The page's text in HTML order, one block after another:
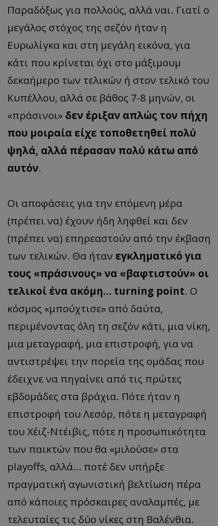
Παραδόξως για πολλούς, αλλά ναι. Γιατί ο
μεγάλος στόχος της σεζόν ήταν η
Ευρωλίγκα και στη μεγάλη εικόνα, για
κάτι που κρίνεται όχι στο μάξιμουμ
δεκαήμερο των τελικών ή στον τελικό του
Κυπέλλου, αλλά σε βάθος 7-8 μηνών, οι
«πράσινοι» δεν έριξαν απλώς τον πήχη
που μοιραία είχε τοποθετηθεί πολύ
ψηλά, αλλά πέρασαν πολύ κάτω από
αυτόν.
Οι αποφάσεις για την επόμενη μέρα
(πρέπει να) έχουν ήδη ληφθεί και δεν
(πρέπει να) επηρεαστούν από την έκβαση
των τελικών. Θα ήταν εγκληματικό για
τους «πράσινους» να «βαφτιστούν» οι
τελικοί ένα ακόμη… turning point. Ο
κόσμος «μπούχτισε» από δαύτα,
περιμένοντας όλη τη σεζόν κάτι, μια νίκη,
μια μεταγραφή, μια επιστροφή, για να
αντιστρέψει την πορεία της ομάδας που
έδειχνε να πηγαίνει από τις πρώτες
εβδομάδες στα βράχια. Πότε ήταν η
επιστροφή του Λεσόρ, πότε η μεταγραφή
του Χέιζ-Ντέιβις, πότε η προσωπικότητα
των παικτών που θα «μιλούσε» στα
playoffs, αλλά… ποτέ δεν υπήρξε
πραγματική αγωνιστική βελτίωση πέρα
από κάποιες πρόσκαιρες αναλαμπές, με
τελευταίες τις δύο νίκες στη Βαλένθια.